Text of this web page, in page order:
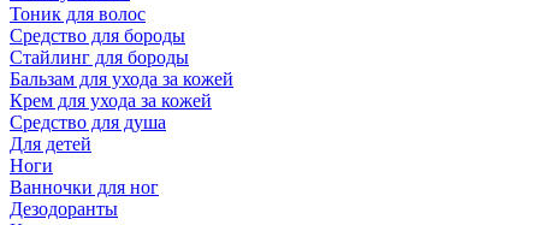
Тоник для волос
Средство для бороды
Стайлинг для бороды
Бальзам для ухода за кожей
Крем для ухода за кожей
Средство для душа
Для детей
Ноги
Ванночки для ног
Дезодоранты